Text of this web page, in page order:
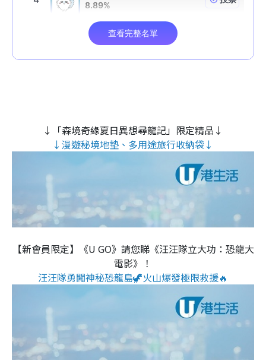
↓「森境奇緣夏日異想尋龍記」限定精品↓
↓漫遊秘境地墊、多用途旅行收納袋↓
【新會員限定】《U GO》請您睇《汪汪隊立大功：恐龍大
電影》！
汪汪隊勇闖神秘恐龍島🦖火山爆發極限救援🔥